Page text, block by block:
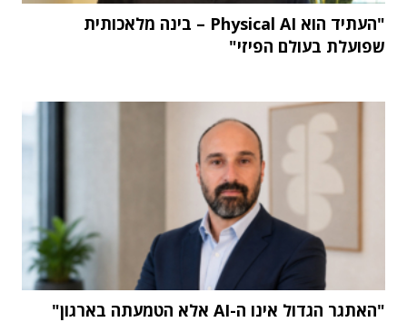
"העתיד הוא Physical AI – בינה מלאכותית
שפועלת בעולם הפיזי"
"האתגר הגדול אינו ה-AI אלא הטמעתה בארגון"